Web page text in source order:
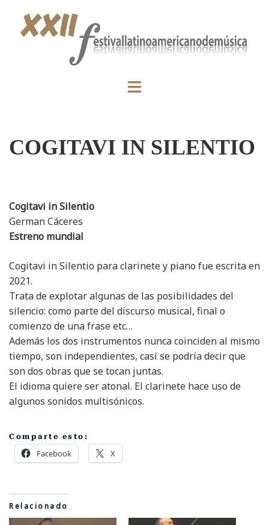
COGITAVI IN SILENTIO
Cogitavi in Silentio
German Cáceres
Estreno mundial
Cogitavi in Silentio para clarinete y piano fue escrita en
2021.
Trata de explotar algunas de las posibilidades del
silencio: como parte del discurso musical, final o
comienzo de una frase etc…
Además los dos instrumentos nunca coinciden al mismo
tiempo, son independientes, casi se podría decir que
son dos obras que se tocan juntas.
El idioma quiere ser atonal. El clarinete hace uso de
algunos sonidos multisónicos.
Comparte esto:
Facebook X
Relacionado